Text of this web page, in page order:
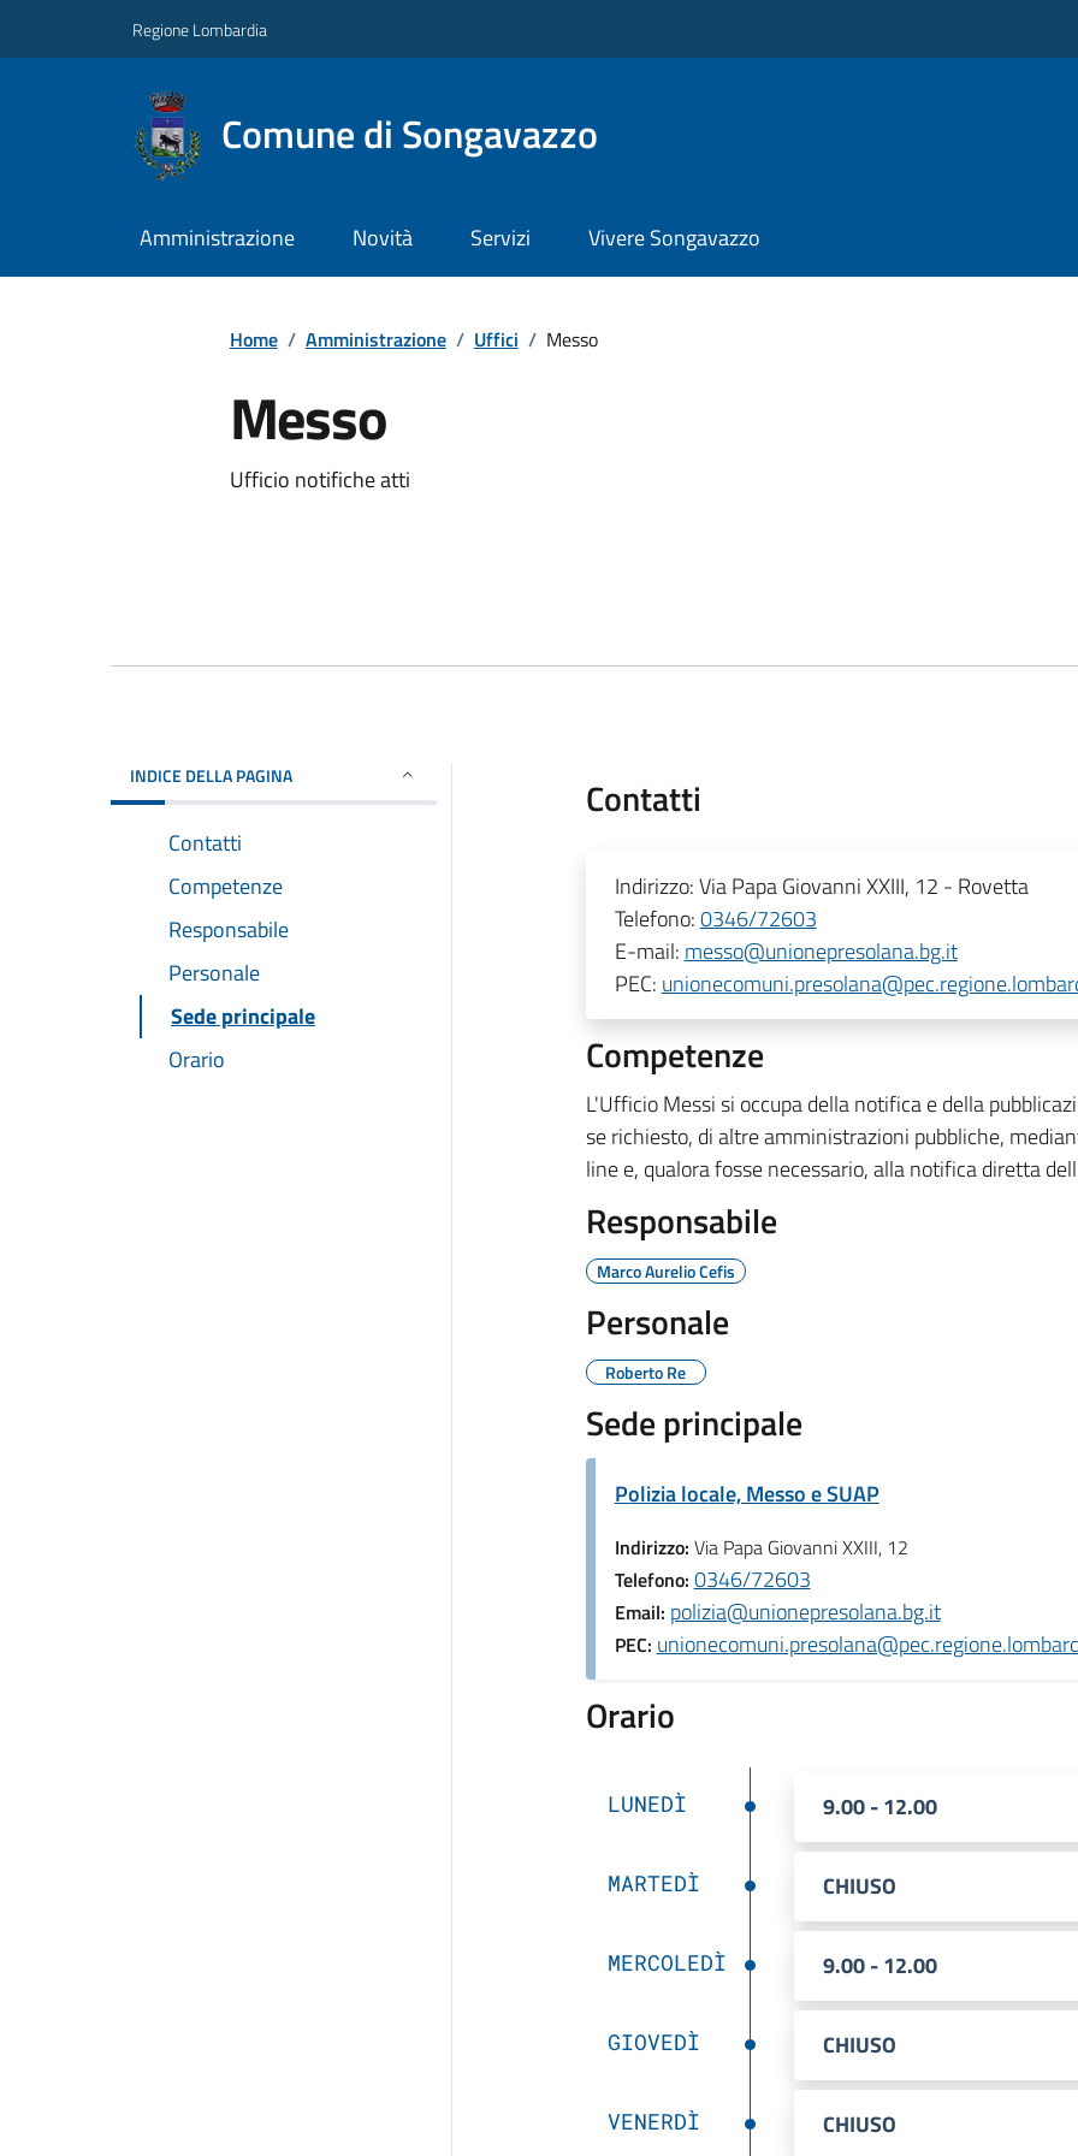
Regione Lombardia
Comune di Songavazzo
Amministrazione Novità Servizi Vivere Songavazzo
Home / Amministrazione / Uffici / Messo
Messo
Ufficio notifiche atti
INDICE DELLA PAGINA
Contatti
Competenze
Responsabile
Personale
Sede principale
Orario
Contatti
Indirizzo:Via Papa Giovanni XXIII, 12 - Rovetta
Telefono:0346/72603
E-mail: messo@unionepresolana.bg.it
PEC:
Competenze
L'Ufficio Messi si occupa della notifica e della
se richiesto, di altre amministrazioni pubbliche,
line e, qualora fosse necessario, alla notifica diretta
Responsabile
Marco Aurelio Cefis
Personale
Roberto Re
Sede principale
Polizia locale, Messo e SUAP
Indirizzo: Via Papa Giovanni XXIII, 12
Telefono: 0346/72603
Email: polizia@unionepresolana.bg.it
PEC:
Orario
LUNEDÌ 9.00 - 12.00
MARTEDÌ CHIUSO
MERCOLEDÌ 9.00 - 12.00
GIOVEDÌ CHIUSO
VENERDÌ CHIUSO